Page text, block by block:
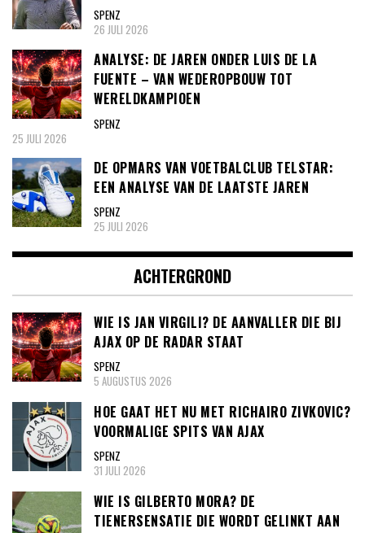
SPENZ
26 JULI 2026
ANALYSE: DE JAREN ONDER LUIS DE LA
FUENTE – VAN WEDEROPBOUW TOT
WERELDKAMPIOEN
SPENZ
25 JULI 2026
DE OPMARS VAN VOETBALCLUB TELSTAR:
EEN ANALYSE VAN DE LAATSTE JAREN
SPENZ
25 JULI 2026
ACHTERGROND
WIE IS JAN VIRGILI? DE AANVALLER DIE BIJ
AJAX OP DE RADAR STAAT
SPENZ
5 AUGUSTUS 2026
HOE GAAT HET NU MET RICHAIRO ZIVKOVIC?
VOORMALIGE SPITS VAN AJAX
SPENZ
31 JULI 2026
WIE IS GILBERTO MORA? DE
TIENERSENSATIE DIE WORDT GELINKT AAN